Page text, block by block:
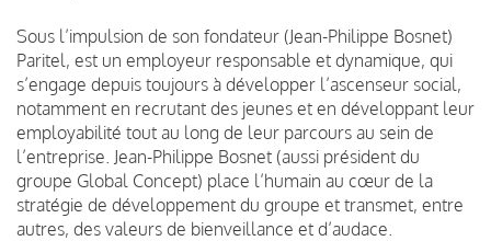
Sous l’impulsion de son fondateur (Jean-Philippe Bosnet)
Paritel, est un employeur responsable et dynamique, qui
s’engage depuis toujours à développer l’ascenseur social,
notamment en recrutant des jeunes et en développant leur
employabilité tout au long de leur parcours au sein de
l’entreprise. Jean-Philippe Bosnet (aussi président du
groupe Global Concept) place l’humain au cœur de la
stratégie de développement du groupe et transmet, entre
autres, des valeurs de bienveillance et d’audace.